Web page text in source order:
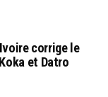
corrige le
et Datro